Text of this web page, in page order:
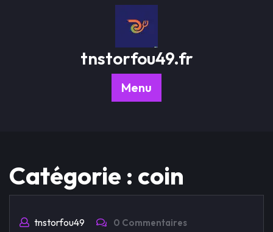
tnstorfou49.fr
Menu
Catégorie : coin
tnstorfou49 0 Commentaires